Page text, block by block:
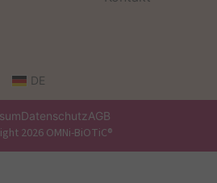
DE
DatenschutzAGB
2026 OMNi-BiOTiC®